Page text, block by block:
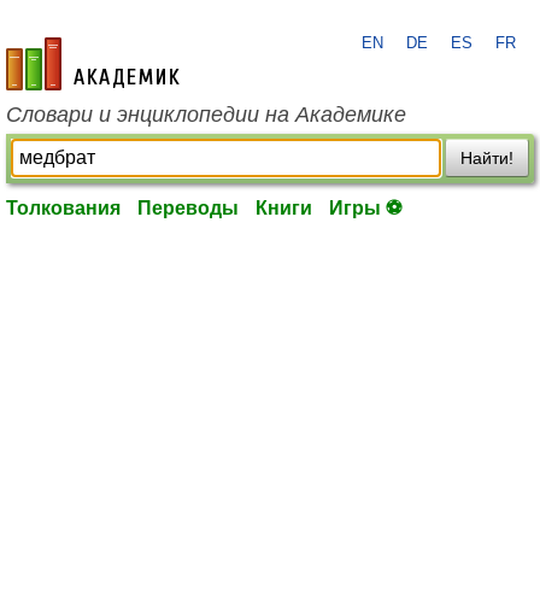
academic.ru
EN DE ES FR
Словари и энциклопедии на Академике
Найти!
Толкования Переводы Книги Игры ⚽